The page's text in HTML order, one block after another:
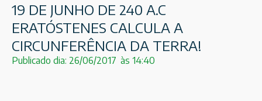
19 DE JUNHO DE 240 A.C
ERATÓSTENES CALCULA A
CIRCUNFERÊNCIA DA TERRA!
Publicado dia: 26/06/2017 às 14:40